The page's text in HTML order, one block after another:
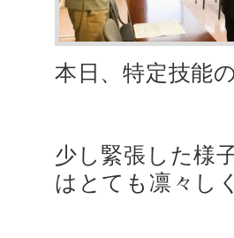
本日、特定技能
少し緊張した様
はとても凛々し